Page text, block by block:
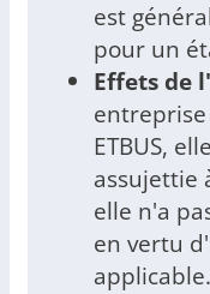
est
pour un
Effets de
ETBUS,
assujettie
elle n'a
en vertu
applicable.